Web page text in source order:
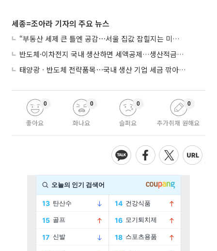
세종=조아라 기자의 주요 뉴스
“부동산 세제 큰 틀엔 공감⋯서울 집값 잡힐지는 미지수”
반도체·이차전지 국내 생산하면 세액공제…생산적금융 ISA 신설
태양광ㆍ반도체 전략품목⋯국내 생산 기업 세금 깎아준다
좋아요
0
화나요
0
슬퍼요
0
추가취재 원해요
0